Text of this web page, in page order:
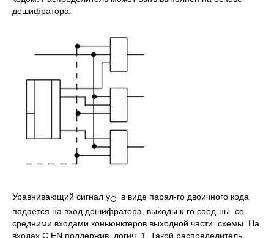
дешифратора:
Уравнивающий сигнал yС в виде парал-го двоичного кода
подается на вход дешифратора, выходы к-го соед-ны со
средними входами коньюнктеров выходной части схемы. На
входах C,EN поддержив. логич. 1. Такой распределитель